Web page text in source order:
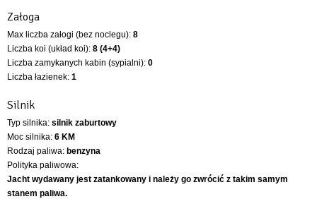
Załoga
Max liczba załogi (bez noclegu): 8
Liczba koi (układ koi): 8 (4+4)
Liczba zamykanych kabin (sypialni): 0
Liczba łazienek: 1
Silnik
Typ silnika: silnik zaburtowy
Moc silnika: 6 KM
Rodzaj paliwa: benzyna
Polityka paliwowa:
Jacht wydawany jest zatankowany i należy go zwrócić z takim samym
stanem paliwa.